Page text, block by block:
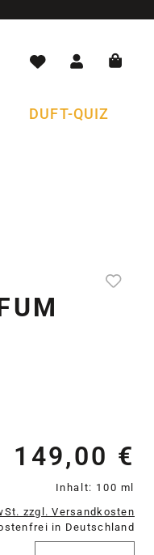
DUFT-QUIZ
149,00 €
Inhalt: 100 ml
zzgl. Versandkosten
in Deutschland